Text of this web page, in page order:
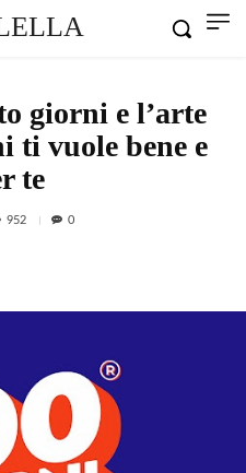
giorni e l’arte
ti vuole bene e
te
952 0